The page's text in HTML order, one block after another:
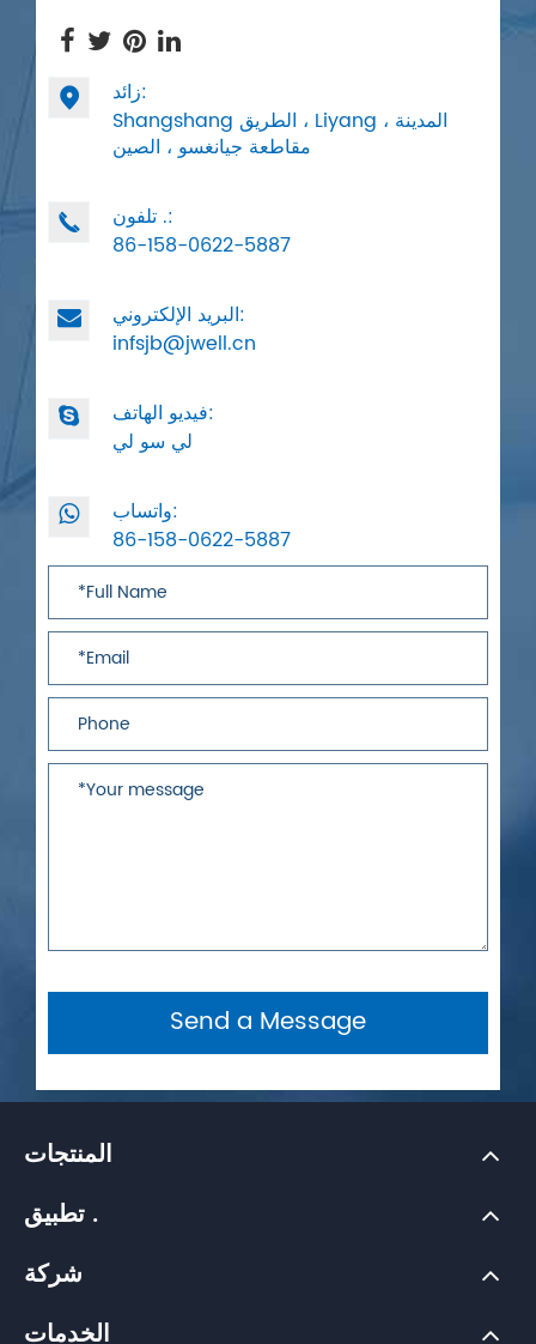

زائد:
Shangshang الطريق ، Liyang المدينة ،
مقاطعة جيانغسو ، الصين

تلفون .:
86-158-0622-5887
البريد الإلكتروني:
infsjb@jwell.cn
فيديو الهاتف:
لي سو لي
واتساب:
86-158-0622-5887
Send a Message
المنتجات
تطبيق .
شركة
الخدمات